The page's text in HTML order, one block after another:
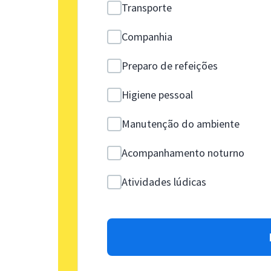
Transporte
Companhia
Preparo de refeições
Higiene pessoal
Manutenção do ambiente
Acompanhamento noturno
Atividades lúdicas